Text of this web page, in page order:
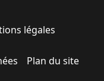
légales
Plan du site